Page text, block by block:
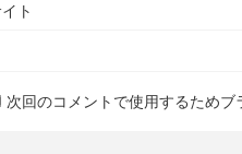
ト
次回のコメントで使用するためブ